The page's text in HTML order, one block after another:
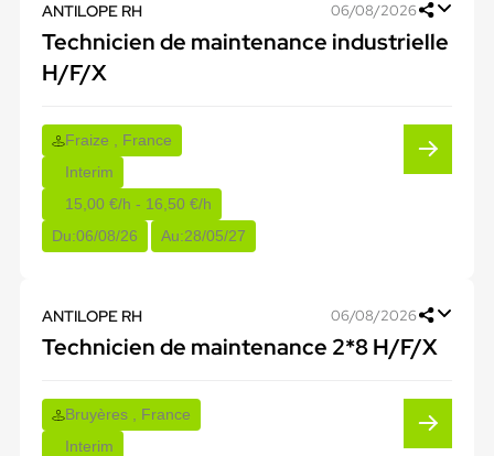
ANTILOPE RH 06/08/2026
Technicien de maintenance industrielle
H/F/X
Fraize , France
Interim
15,00 €/h - 16,50 €/h
Du:06/08/26 Au:28/05/27
ANTILOPE RH 06/08/2026
Technicien de maintenance 2*8 H/F/X
Bruyères , France
Interim